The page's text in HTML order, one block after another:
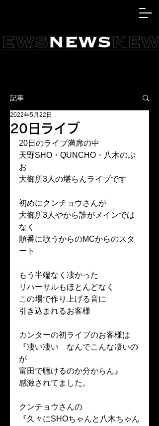
記事
20日ライブ
2022年5月22日
20日のライブ満席の中
天野SHO・QUNCHO・八木のぶ
お
大御所3人の堪らんライブです
初めにクンチョウさんが
大御所3人やから誰がメインでは
なく
順番に歌うからのMCからのスタ
ート
もう半端なく凄かった
リハーサルもほとんどなく
この場で作り上げる音に
引き込まれるお客様
カンターの初ライブのお客様は
『凄い凄い　なんでこんな凄いの
が
富田で聴けるのか分からん』
感激されてました。
クンチョウさんの
『久々にSHOちゃんと八木ちゃん